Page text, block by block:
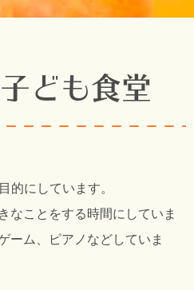
ども食堂
的にしています。
なことをする時間にしていま
ーム、ピアノなどしていま